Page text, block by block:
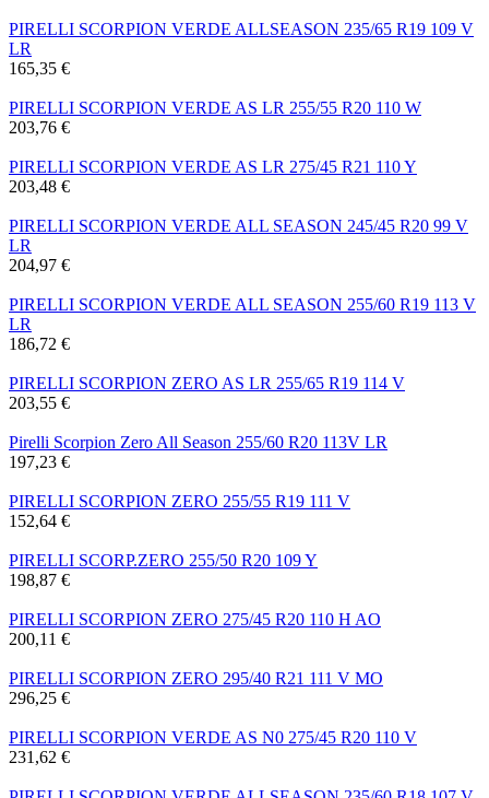
PIRELLI SCORPION VERDE ALLSEASON 235/65 R19 109 V
LR
165,35 €
PIRELLI SCORPION VERDE AS LR 255/55 R20 110 W
203,76 €
PIRELLI SCORPION VERDE AS LR 275/45 R21 110 Y
203,48 €
PIRELLI SCORPION VERDE ALL SEASON 245/45 R20 99 V
LR
204,97 €
PIRELLI SCORPION VERDE ALL SEASON 255/60 R19 113 V
LR
186,72 €
PIRELLI SCORPION ZERO AS LR 255/65 R19 114 V
203,55 €
Pirelli Scorpion Zero All Season 255/60 R20 113V LR
197,23 €
PIRELLI SCORPION ZERO 255/55 R19 111 V
152,64 €
PIRELLI SCORP.ZERO 255/50 R20 109 Y
198,87 €
PIRELLI SCORPION ZERO 275/45 R20 110 H AO
200,11 €
PIRELLI SCORPION ZERO 295/40 R21 111 V MO
296,25 €
PIRELLI SCORPION VERDE AS N0 275/45 R20 110 V
231,62 €